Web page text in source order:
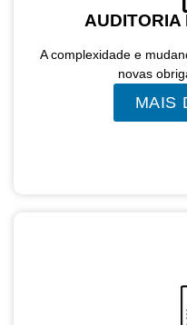
AUDITORIA
A complexidade e
novas
MAIS